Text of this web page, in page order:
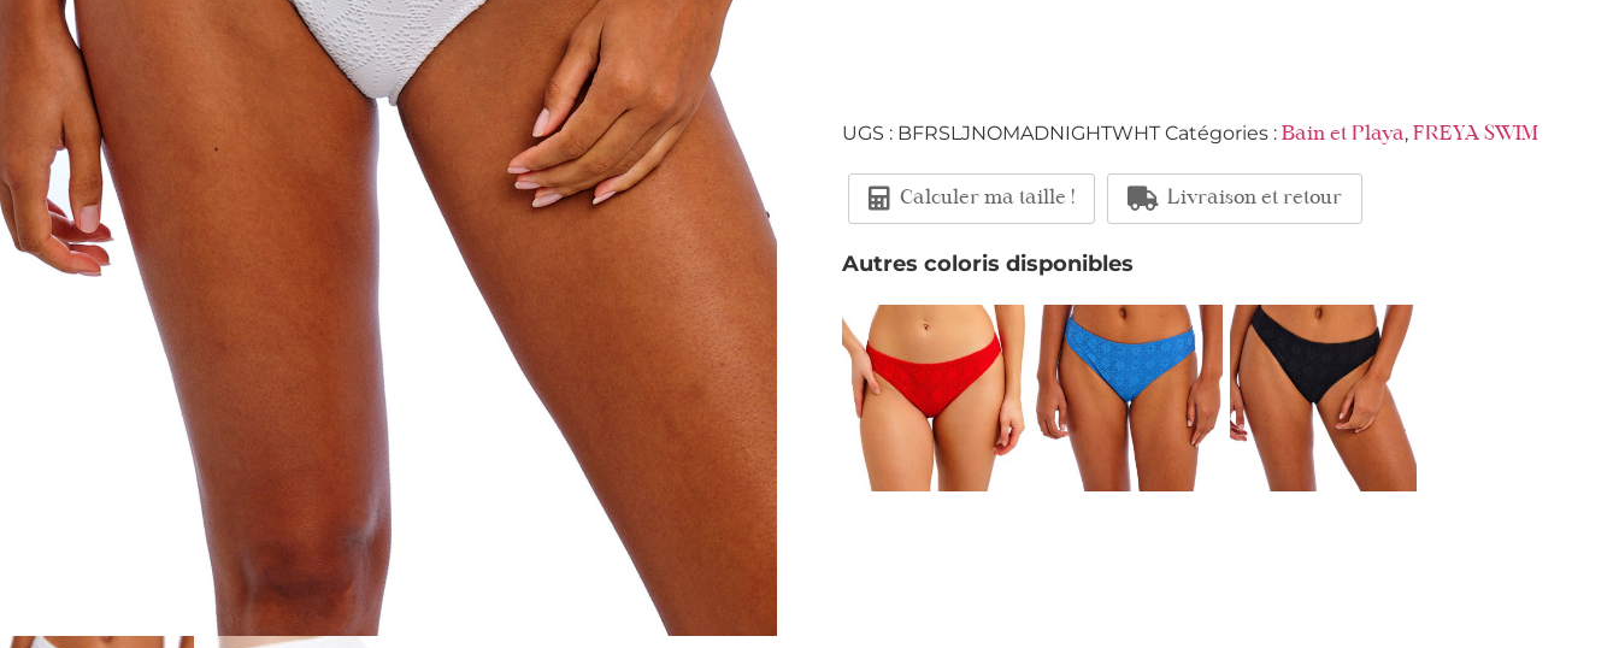
UGS : BFRSLJNOMADNIGHTWHT Catégories : Bain et Playa, FREYA SWIM
Calculer ma taille ! Livraison et retour
Autres coloris disponibles